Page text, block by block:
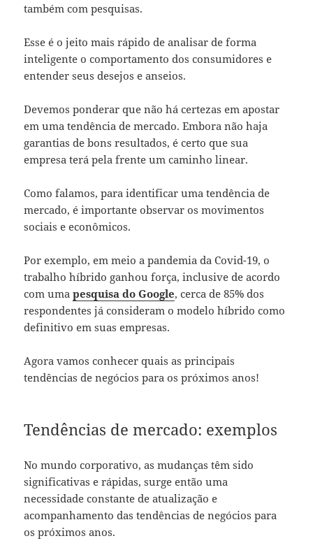
também com pesquisas.
Esse é o jeito mais rápidode analisar de forma
inteligente o comportamento dos consumidores e
entender seus desejos e anseios.
Devemos ponderar que não há certezas em apostar
em uma tendência de mercado. Embora não haja
garantias de bons resultados, é certo que sua
empresa terá pela frente um caminho linear.
Como falamos, para identificar uma tendência de
mercado, é importante observar os movimentos
sociais e econômicos.
Por exemplo, em meio a pandemia da Covid-19, o
trabalho híbrido ganhou força, inclusive de acordo
com umapesquisa do Google, cerca de 85% dos
respondentes já consideram o modelo híbrido como
definitivo em suas empresas.
Agora vamos conhecer quais as principais
tendências de negócios para os próximos anos!
Tendências de mercado: exemplos
No mundo corporativo, as mudanças têm sido
significativas e rápidas, surge então uma
necessidade constante de atualização e
acompanhamento das tendências de negócios para
os próximos anos.